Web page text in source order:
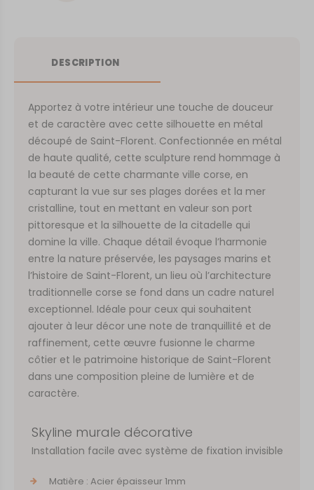
DESCRIPTION
Apportez à votre intérieur une touche de douceur
et de caractère avec cette silhouette en métal
découpé de Saint-Florent. Confectionnée en métal
de haute qualité, cette sculpture rend hommage à
la beauté de cette charmante ville corse, en
capturant la vue sur ses plages dorées et la mer
cristalline, tout en mettant en valeur son port
pittoresque et la silhouette de la citadelle qui
domine la ville. Chaque détail évoque l’harmonie
entre la nature préservée, les paysages marins et
l’histoire de Saint-Florent, un lieu où l’architecture
traditionnelle corse se fond dans un cadre naturel
exceptionnel. Idéale pour ceux qui souhaitent
ajouter à leur décor une note de tranquillité et de
raffinement, cette œuvre fusionne le charme
côtier et le patrimoine historique de Saint-Florent
dans une composition pleine de lumière et de
caractère.
Skyline murale décorative
Installation facile avec système de fixation invisible
Matière : Acier épaisseur 1mm